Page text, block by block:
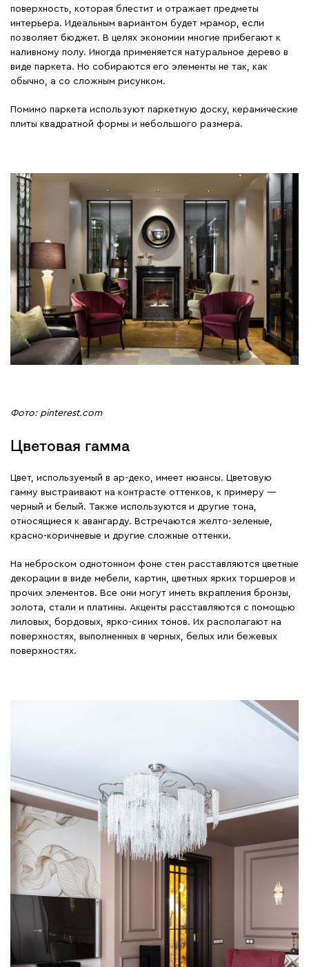
поверхность, которая блестит и отражает предметы
интерьера. Идеальным вариантом будет мрамор, если
позволяет бюджет. В целях экономии многие прибегают к
наливному полу. Иногда применяется натуральное дерево в
виде паркета. Но собираются его элементы не так, как
обычно, а со сложным рисунком.
Помимо паркета используют паркетную доску, керамические
плиты квадратной формы и небольшого размера.
Фото: pinterest.com
Цветовая гамма
Цвет, используемый в ар-деко, имеет нюансы. Цветовую
гамму выстраивают на контрасте оттенков, к примеру ―
черный и белый. Также используются и другие тона,
относящиеся к авангарду. Встречаются желто-зеленые,
красно-коричневые и другие сложные оттенки.
На неброском однотонном фоне стен расставляются цветные
декорации в виде мебели, картин, цветных ярких торшеров и
прочих элементов. Все они могут иметь вкрапления бронзы,
золота, стали и платины. Акценты расставляются с помощью
лиловых, бордовых, ярко-синих тонов. Их располагают на
поверхностях, выполненных в черных, белых или бежевых
поверхностях.